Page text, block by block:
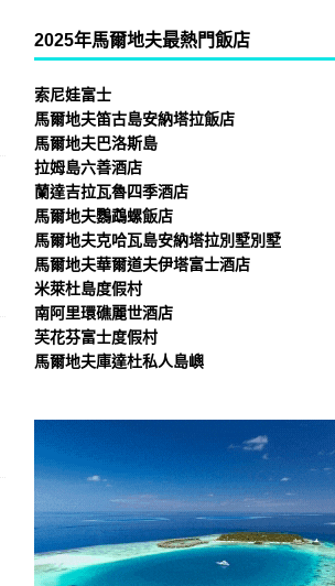
2025年馬爾地夫最熱門飯店
索尼娃富士
馬爾地夫笛古島安納塔拉飯店
馬爾地夫巴洛斯島
拉姆島六善酒店
蘭達吉拉瓦魯四季酒店
馬爾地夫鸚鵡螺飯店
馬爾地夫克哈瓦島安納塔拉別墅別墅
馬爾地夫華爾道夫伊塔富士酒店
米萊杜島度假村
南阿里環礁麗世酒店
芙花芬富士度假村
馬爾地夫庫達杜私人島嶼